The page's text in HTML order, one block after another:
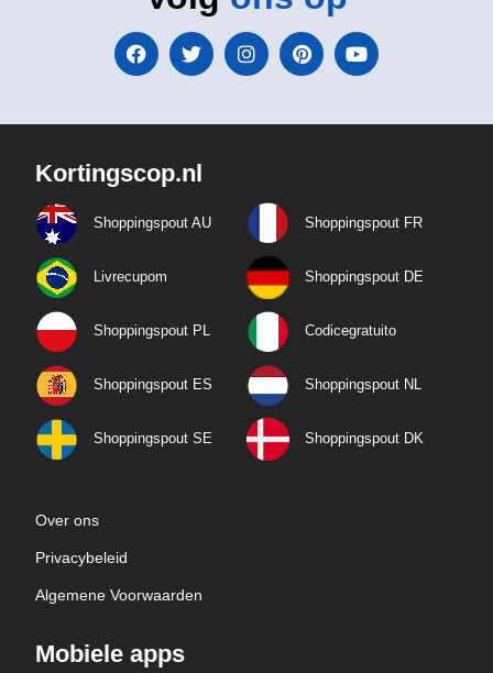
Kortingscop.nl
Shoppingspout AU Shoppingspout FR
Livrecupom Shoppingspout DE
Shoppingspout PL Codicegratuito
Shoppingspout ES Shoppingspout NL
Shoppingspout SE Shoppingspout DK
Over ons
Privacybeleid
Algemene Voorwaarden
Mobiele apps